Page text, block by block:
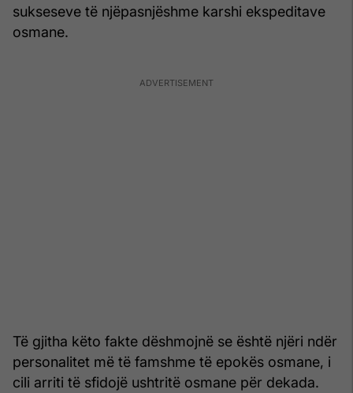
sukseseve të njëpasnjëshme karshi ekspeditave
osmane.
Të gjitha këto fakte dëshmojnë se është njëri ndër
personalitet më të famshme të epokës osmane, i
cili arriti të sfidojë ushtritë osmane për dekada.